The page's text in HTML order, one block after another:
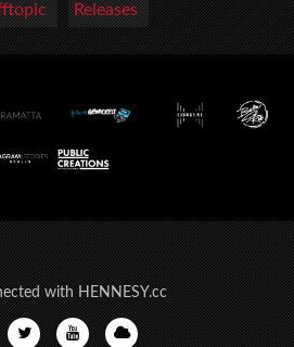
Releases
with HENNESY.cc